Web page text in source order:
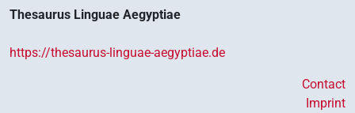
Thesaurus Linguae Aegyptiae
https://thesaurus-linguae-aegyptiae.de
Contact
Imprint